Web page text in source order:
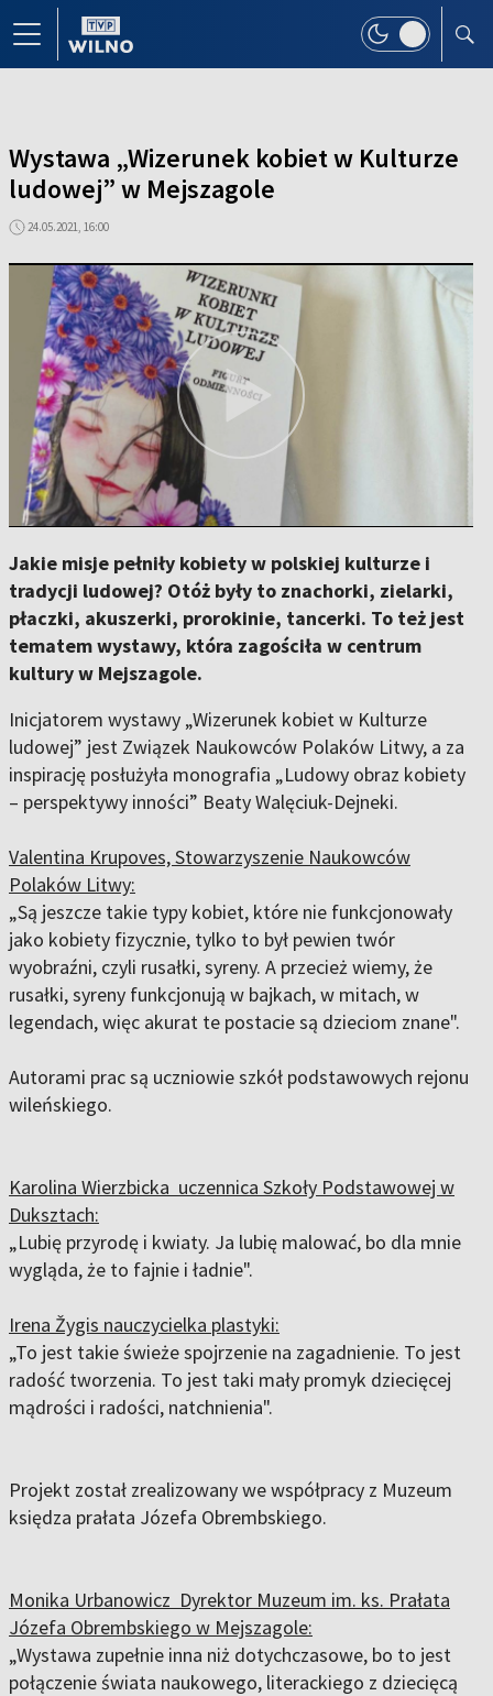
Wystawa „Wizerunek kobiet w Kulturze
ludowej” w Mejszagole
24.05.2021, 16:00
Jakie misje pełniły kobiety w polskiej kulturze i
tradycji ludowej? Otóż były to znachorki, zielarki,
płaczki, akuszerki, prorokinie, tancerki. To też jest
tematem wystawy, która zagościła w centrum
kultury w Mejszagole.
Inicjatorem wystawy „Wizerunek kobiet w Kulturze
ludowej” jest Związek Naukowców Polaków Litwy, a za
inspirację posłużyła monografia „Ludowy obraz kobiety
– perspektywy inności” Beaty Walęciuk-Dejneki.
Valentina Krupoves, Stowarzyszenie Naukowców
Polaków Litwy:
„Są jeszcze takie typy kobiet, które nie funkcjonowały
jako kobiety fizycznie, tylko to był pewien twór
wyobraźni, czyli rusałki, syreny. A przecież wiemy, że
rusałki, syreny funkcjonują w bajkach, w mitach, w
legendach, więc akurat te postacie są dzieciom znane".
Autorami prac są uczniowie szkół podstawowych rejonu
wileńskiego.
Karolina Wierzbicka uczennica Szkoły Podstawowej w
Duksztach:
„Lubię przyrodę i kwiaty. Ja lubię malować, bo dla mnie
wygląda, że to fajnie i ładnie".
Irena Žygis nauczycielka plastyki:
„To jest takie świeże spojrzenie na zagadnienie. To jest
radość tworzenia. To jest taki mały promyk dziecięcej
mądrości i radości, natchnienia".
Projekt został zrealizowany we współpracy z Muzeum
księdza prałata Józefa Obrembskiego.
Monika Urbanowicz Dyrektor Muzeum im. ks. Prałata
Józefa Obrembskiego w Mejszagole:
„Wystawa zupełnie inna niż dotychczasowe, bo to jest
połączenie świata naukowego, literackiego z dziecięcą